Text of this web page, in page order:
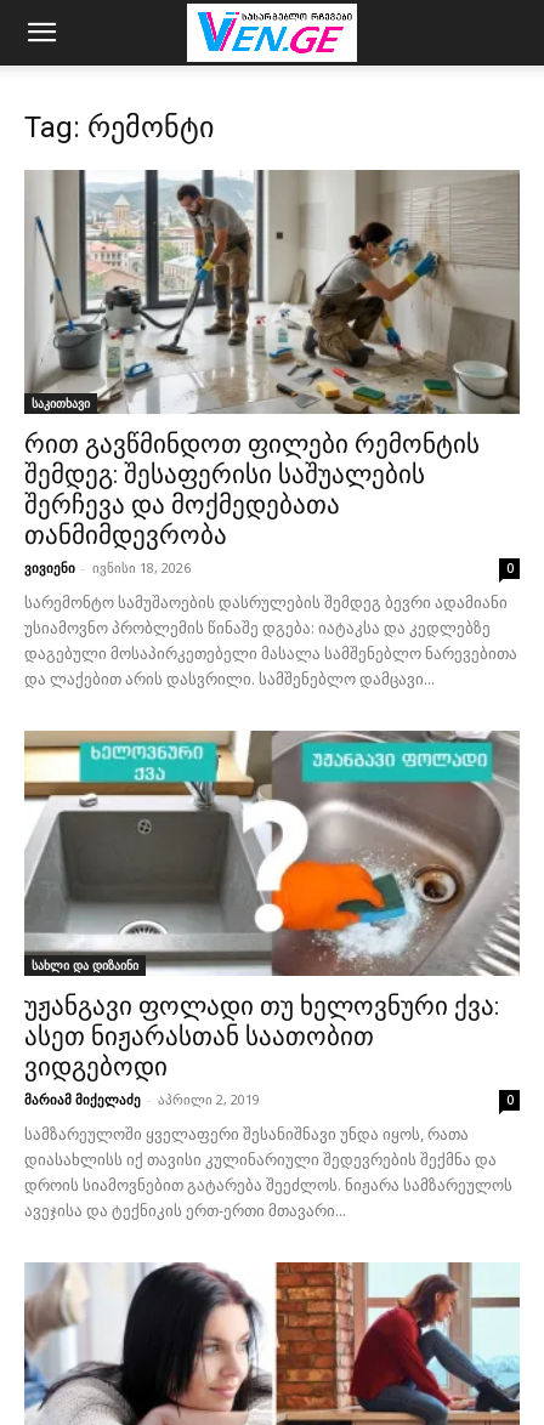
Tag: რემონტი
საკითხავი
რით გავწმინდოთ ფილები რემონტის
შემდეგ: შესაფერისი საშუალების
შერჩევა და მოქმედებათა
თანმიმდევრობა
ვივიენი - ივნისი 18, 2026 0
სარემონტო სამუშაოების დასრულების შემდეგ ბევრი ადამიანი
უსიამოვნო პრობლემის წინაშე დგება: იატაკსა და კედლებზე
დაგებული მოსაპირკეთებელი მასალა სამშენებლო ნარევებითა
და ლაქებით არის დასვრილი. სამშენებლო დამცავი...
სახლი და დიზაინი
უჟანგავი ფოლადი თუ ხელოვნური ქვა:
ასეთ ნიჟარასთან საათობით
ვიდგებოდი
მარიამ მიქელაძე - აპრილი 2, 2019 0
სამზარეულოში ყველაფერი შესანიშნავი უნდა იყოს, რათა
დიასახლისს იქ თავისი კულინარიული შედევრების შექმნა და
დროის სიამოვნებით გატარება შეეძლოს. ნიჟარა სამზარეულოს
ავეჯისა და ტექნიკის ერთ-ერთი მთავარი...